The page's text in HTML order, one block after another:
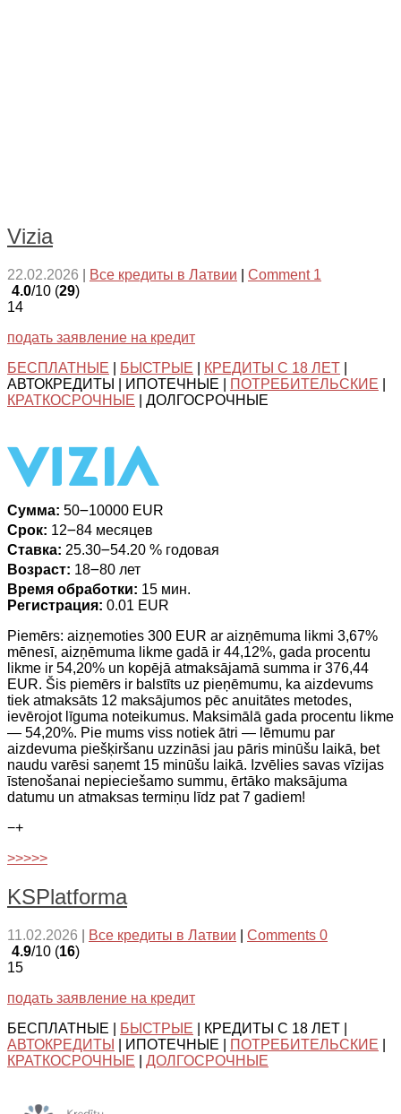
Vizia
22.02.2026 Все кредиты в Латвии
Comment 1
4.0/10 (29)
14
подать заявление на кредит
БЕСПЛАТНЫЕ
БЫСТРЫЕ КРЕДИТЫ С 18 ЛЕТ
АВТОКРЕДИТЫ | ИПОТЕЧНЫЕ |
ПОТРЕБИТЕЛЬСКИЕ
КРАТКОСРОЧНЫЕ | ДОЛГОСРОЧНЫЕ
Сумма: 50౼10000 EUR
Срок: 12౼84 месяцев
Ставка: 25.30౼54.20 % годовая
Возраст: 18౼80 лет
Время обработки: 15 мин.
Регистрация: 0.01 EUR
Piemērs: aizņemoties 300 EUR ar aizņēmuma likmi 3,67%
mēnesī, aizņēmuma likme gadā ir 44,12%, gada procentu
likme ir 54,20% un kopējā atmaksājamā summa ir 376,44
EUR. Šis piemērs ir balstīts uz pieņēmumu, ka aizdevums
tiek atmaksāts 12 maksājumos pēc anuitātes metodes,
ievērojot līguma noteikumus. Maksimālā gada procentu likme
— 54,20%. Pie mums viss notiek ātri — lēmumu par
aizdevuma piešķiršanu uzzināsi jau pāris minūšu laikā, bet
naudu varēsi saņemt 15 minūšu laikā. Izvēlies savas vīzijas
īstenošanai nepieciešamo summu, ērtāko maksājuma
datumu un atmaksas termiņu līdz pat 7 gadiem!
−+
>>>>>
KSPlatforma
11.02.2026 Все кредиты в Латвии
Comments 0
4.9/10 (16)
15
подать заявление на кредит
БЕСПЛАТНЫЕ |
БЫСТРЫЕ | КРЕДИТЫ С 18 ЛЕТ |
АВТОКРЕДИТЫ
| ИПОТЕЧНЫЕ | ПОТРЕБИТЕЛЬСКИЕ
КРАТКОСРОЧНЫЕ
ДОЛГОСРОЧНЫЕ